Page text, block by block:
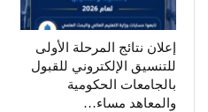
إعلان نتائج المرحلة الأولى
للتنسيق الإلكتروني للقبول
بالجامعات الحكومية
والمعاهد مساء…